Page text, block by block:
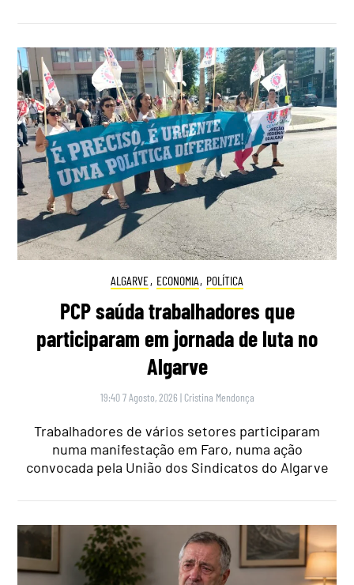
ALGARVE, ECONOMIA, POLÍTICA
PCP saúda trabalhadores que
participaram em jornada de luta no
Algarve
19:40 7 Agosto, 2026 | Cristina Mendonça
Trabalhadores de vários setores participaram
numa manifestação em Faro, numa ação
convocada pela União dos Sindicatos do Algarve